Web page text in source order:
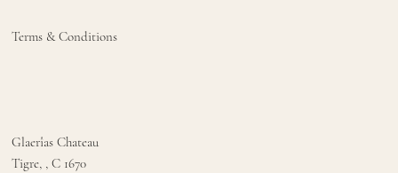
Terms & Conditions
Glaerîas Chateau
Tigre, , C 1670